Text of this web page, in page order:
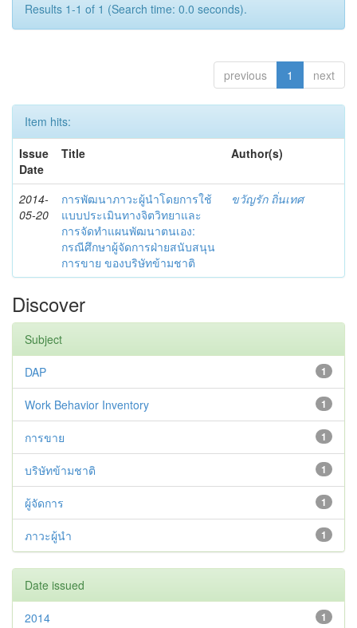
Results 1-1 of 1 (Search time: 0.0 seconds).
previous 1 next
Item hits:
Issue
Date
Title Author(s)
2014-
05-20
การพัฒนาภาวะผู้นำโดยการใช้
แบบประเมินทางจิตวิทยาและ
การจัดทำแผนพัฒนาตนเอง:
กรณีศึกษาผู้จัดการฝ่ายสนับสนุน
การขาย ของบริษัทข้ามชาติ
ขวัญรัก ถิ่นเทศ
Discover
Subject
1
DAP
1
Work Behavior Inventory
1
การขาย
1
บริษัทข้ามชาติ
1
ผู้จัดการ
1
ภาวะผู้นำ
Date issued
1
2014